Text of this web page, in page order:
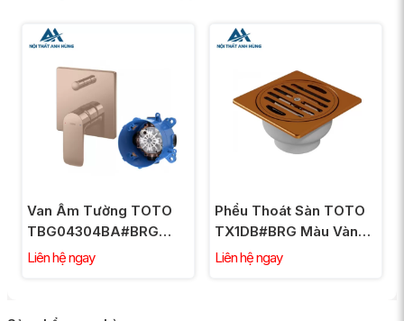
Van Âm Tường TOTO
TBG04304BA#BRG
TBN01001B Chuyển
Liên hệ ngay
Phểu Thoát Sàn TOTO
TX1DB#BRG Màu Vàng
Hồng
Liên hệ ngay